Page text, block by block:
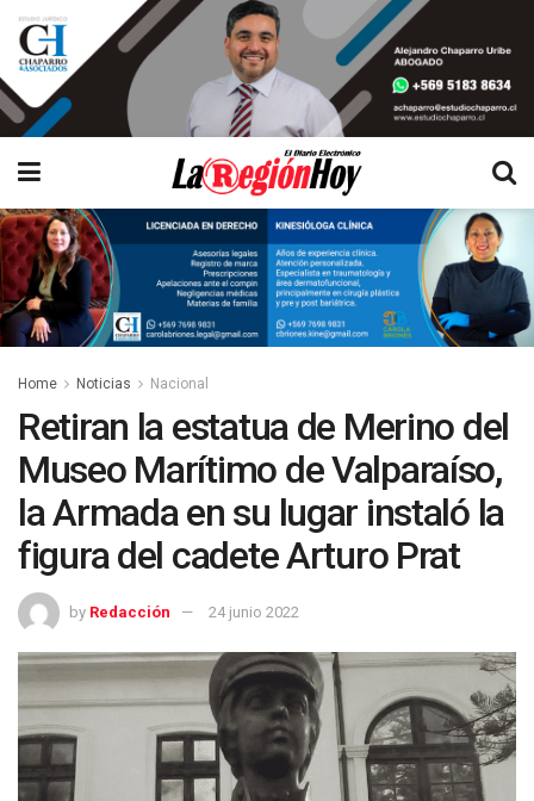
Home Noticias Nacional
Retiran la estatua de Merino del
Museo Marítimo de Valparaíso,
la Armada en su lugar instaló la
figura del cadete Arturo Prat
by Redacción 24 junio 2022